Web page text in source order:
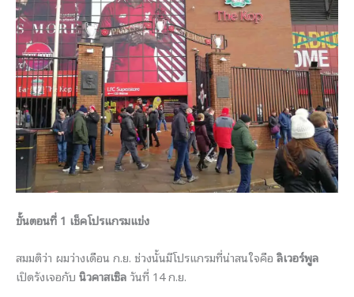
ขั้นตอนที่ 1 เช็คโปรแกรมแข่ง
สมมติว่า ผมว่างเดือน ก.ย. ช่วงนั้นมีโปรแกรมที่น่าสนใจคือ ลิเวอร์พูล
เปิดรังเจอกับ นิวคาสเซิล วันที่ 14 ก.ย.